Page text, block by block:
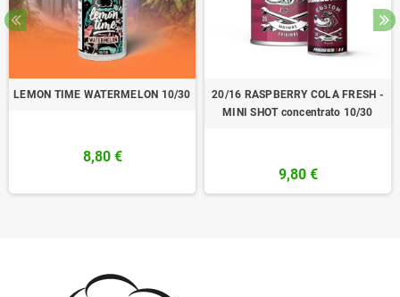
LEMON TIME WATERMELON 10/30
8,80 €
20/16 RASPBERRY COLA FRESH -
MINI SHOT concentrato 10/30
9,80 €